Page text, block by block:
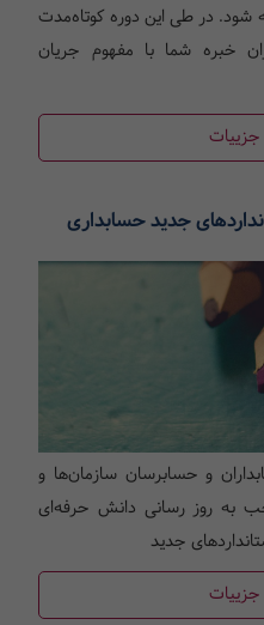
شود. در طی این دوره کوتاه‌مدت
خبره شما با مفهوم جریان
جدید حسابداری
و حسابرسان سازمان‌ها و
روز رسانی دانش حرفه‌ای
جدید